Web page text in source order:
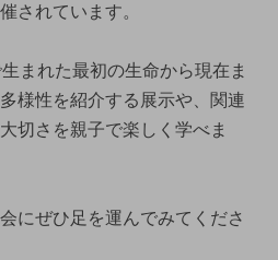
されています。
まれた最初の生命から現在ま
様性を紹介する展示や、関連
切さを親子で楽しく学べま
にぜひ足を運んでみてくださ